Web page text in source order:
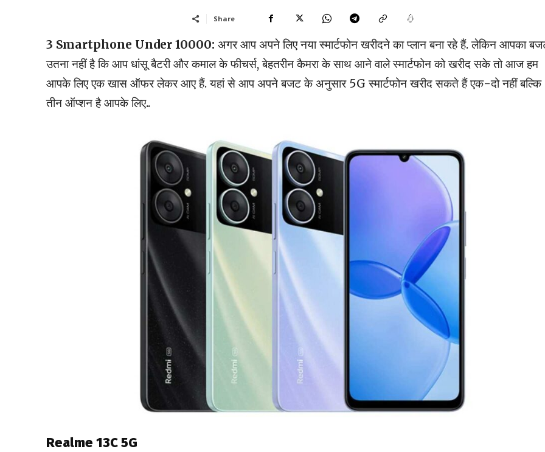
Share
3 Smartphone Under 10000: अगर आप अपने लिए नया स्मार्टफोन खरीदने का प्लान बना रहे हैं. लेकिन आपका
उतना नहीं है कि आप धांसू बैटरी और कमाल के फीचर्स, बेहतरीन कैमरा के साथ आने वाले स्मार्टफोन को खरीद सके तो आज हम
आपके लिए एक खास ऑफर लेकर आए हैं. यहां से आप अपने बजट के अनुसार 5G स्मार्टफोन खरीद सकते हैं एक-दो नहीं बल्कि
तीन ऑप्शन है आपके लिए..
Realme 13C 5G